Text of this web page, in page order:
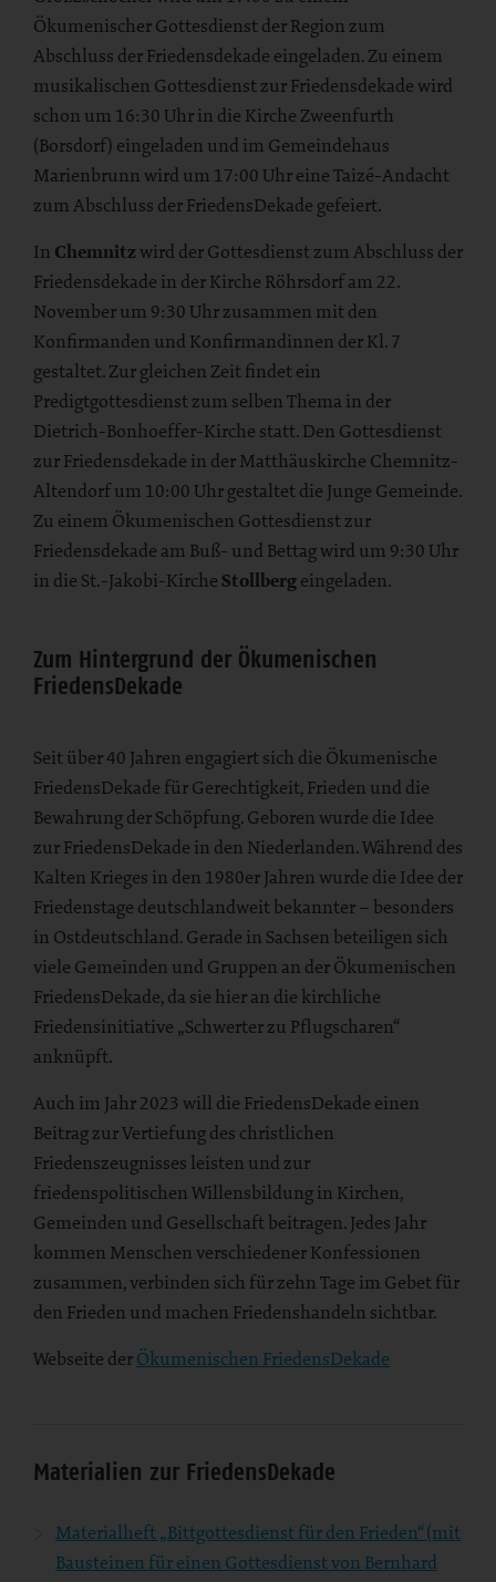
Ökumenischer Gottesdienst der Region zum
Abschluss der Friedensdekade eingeladen. Zu einem
musikalischen Gottesdienst zur Friedensdekade wird
schon um 16:30 Uhr in die Kirche Zweenfurth
(Borsdorf) eingeladen und im Gemeindehaus
Marienbrunn wird um 17:00 Uhr eine Taizé-Andacht
zum Abschluss der FriedensDekade gefeiert.
In Chemnitzwird der Gottesdienst zum Abschluss der
Friedensdekade in der Kirche Röhrsdorf am 22.
November um 9:30 Uhr zusammen mit den
Konfirmanden und Konfirmandinnen der Kl. 7
gestaltet. Zur gleichen Zeit findet ein
Predigtgottesdienst zum selben Thema in der
Dietrich-Bonhoeffer-Kirche statt. Den Gottesdienst
zur Friedensdekade in der Matthäuskirche Chemnitz-
Altendorf um 10:00 Uhr gestaltet die Junge Gemeinde.
Zu einem Ökumenischen Gottesdienst zur
Friedensdekade am Buß- und Bettag wird um 9:30 Uhr
in die St.-Jakobi-Kirche Stollbergeingeladen.
Zum Hintergrund der Ökumenischen
FriedensDekade
Seit über 40 Jahren engagiert sich die Ökumenische
FriedensDekade für Gerechtigkeit, Frieden und die
Bewahrung der Schöpfung. Geboren wurde die Idee
zur FriedensDekade in den Niederlanden. Während des
Kalten Krieges in den 1980er Jahren wurde die Idee der
Friedenstage deutschlandweit bekannter – besonders
in Ostdeutschland. Gerade in Sachsen beteiligen sich
viele Gemeinden und Gruppen an der Ökumenischen
FriedensDekade, da sie hier an die kirchliche
Friedensinitiative „Schwerter zu Pflugscharen“
anknüpft.
Auch im Jahr 2023 will die FriedensDekade einen
Beitrag zur Vertiefung des christlichen
Friedenszeugnisses leisten und zur
friedenspolitischen Willensbildung in Kirchen,
Gemeinden und Gesellschaft beitragen. Jedes Jahr
kommen Menschen verschiedener Konfessionen
zusammen, verbinden sich für zehn Tage im Gebet für
den Frieden und machen Friedenshandeln sichtbar.
Webseite derÖkumenischen FriedensDekade
Materialien zur FriedensDekade
Materialheft „Bittgottesdienst für den Frieden“ (mit
Bausteinen für einen Gottesdienst von Bernhard